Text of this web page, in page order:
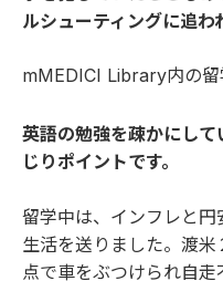
ルシューティングに追わ
mMEDICI Library内の留
英語の勉強を疎かにして
じりポイントです。
留学中は、インフレと
生活を送りました。渡
点で車をぶつけられ自